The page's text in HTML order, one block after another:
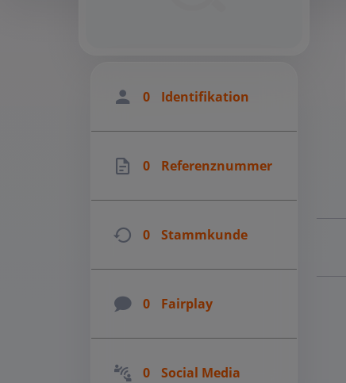
0 Identifikation
0 Referenznummer
0 Stammkunde
0 Fairplay
0 Social Media